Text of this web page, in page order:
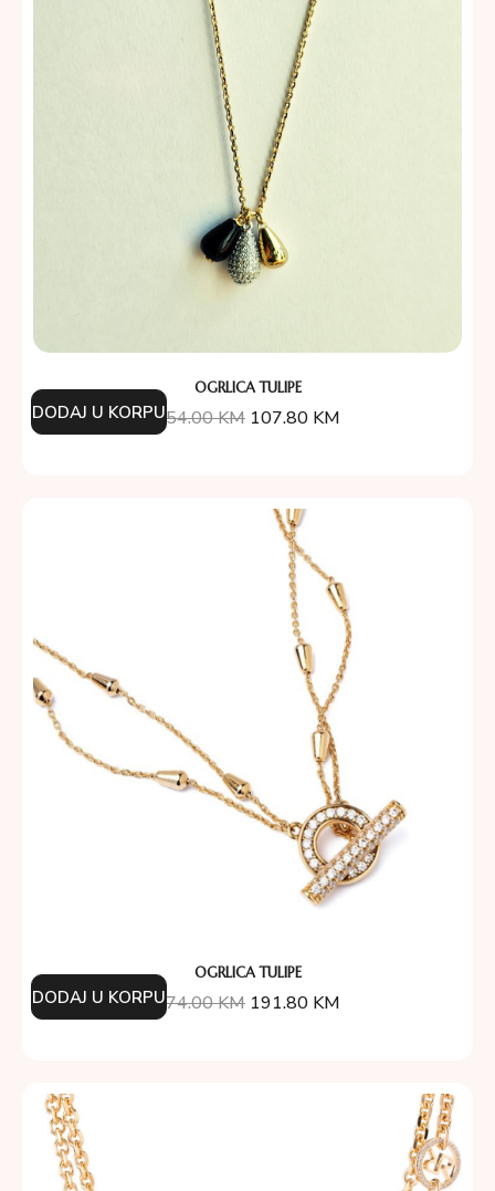
OGRLICA TULIPE
154.00KM 107.80 KM
DODAJ U KORPU
OGRLICA TULIPE
274.00KM 191.80 KM
DODAJ U KORPU